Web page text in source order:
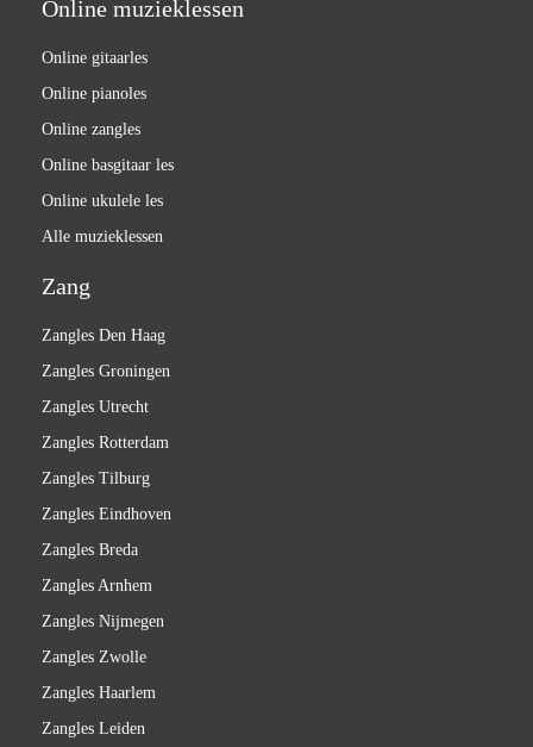
Online muzieklessen
Online gitaarles
Online pianoles
Online zangles
Online basgitaar les
Online ukulele les
Alle muzieklessen
Zang
Zangles Den Haag
Zangles Groningen
Zangles Utrecht
Zangles Rotterdam
Zangles Tilburg
Zangles Eindhoven
Zangles Breda
Zangles Arnhem
Zangles Nijmegen
Zangles Zwolle
Zangles Haarlem
Zangles Leiden